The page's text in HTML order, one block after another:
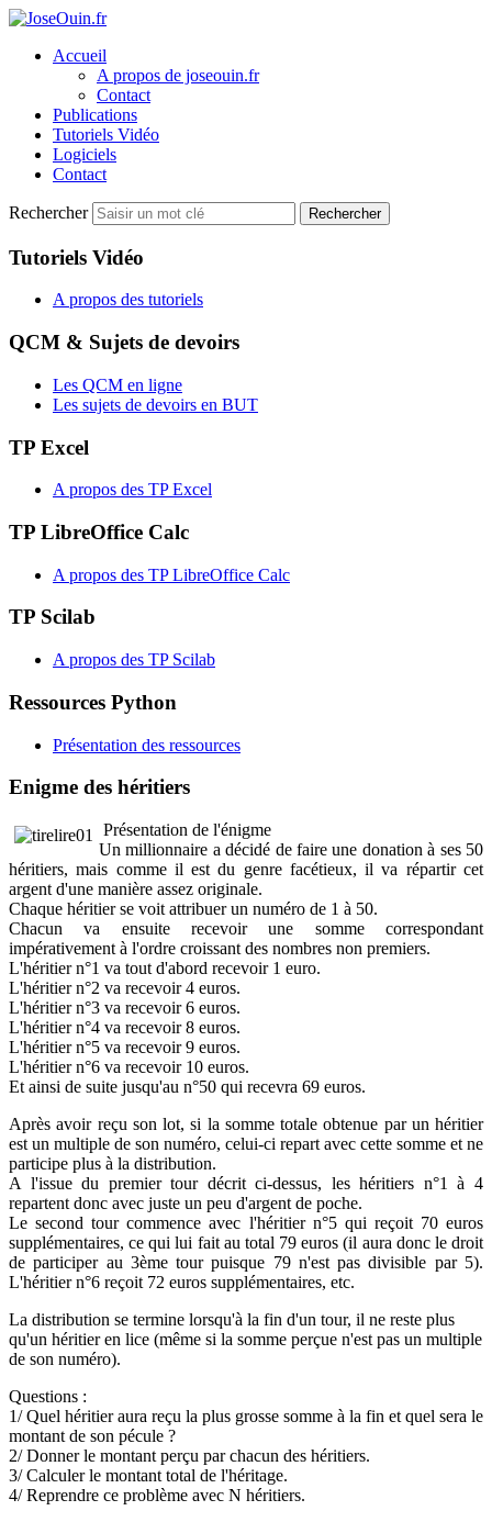
Accueil
A propos de joseouin.fr
Contact
Publications
Tutoriels Vidéo
Logiciels
Contact
Rechercher Rechercher
Tutoriels Vidéo
A propos des tutoriels
QCM & Sujets de devoirs
Les QCM en ligne
Les sujets de devoirs en BUT
TP Excel
A propos des TP Excel
TP LibreOffice Calc
A propos des TP LibreOffice Calc
TP Scilab
A propos des TP Scilab
Ressources Python
Présentation des ressources
Enigme des héritiers
Présentation de l'énigme
Un millionnaire a décidé de faire une donation à ses 50
héritiers, mais comme il est du genre facétieux, il va répartir cet
argent d'une manière assez originale.
Chaque héritier se voit attribuer un numéro de 1 à 50.
Chacun va ensuite recevoir une somme correspondant
impérativement à l'ordre croissant des nombres non premiers.
L'héritier n°1 va tout d'abord recevoir 1 euro.
L'héritier n°2 va recevoir 4 euros.
L'héritier n°3 va recevoir 6 euros.
L'héritier n°4 va recevoir 8 euros.
L'héritier n°5 va recevoir 9 euros.
L'héritier n°6 va recevoir 10 euros.
Et ainsi de suite jusqu'au n°50 qui recevra 69 euros.
Après avoir reçu son lot, si la somme totale obtenue par un héritier
est un multiple de son numéro, celui-ci repart avec cette somme et ne
participe plus à la distribution.
A l'issue du premier tour décrit ci-dessus, les héritiers n°1 à 4
repartent donc avec juste un peu d'argent de poche.
Le second tour commence avec l'héritier n°5 qui reçoit 70 euros
supplémentaires, ce qui lui fait au total 79 euros (il aura donc le droit
de participer au 3ème tour puisque 79 n'est pas divisible par 5).
L'héritier n°6 reçoit 72 euros supplémentaires, etc.
La distribution se termine lorsqu'à la fin d'un tour, il ne reste plus
qu'un héritier en lice (même si la somme perçue n'est pas un multiple
de son numéro).
Questions :
1/ Quel héritier aura reçu la plus grosse somme à la fin et quel sera le
montant de son pécule ?
2/ Donner le montant perçu par chacun des héritiers.
3/ Calculer le montant total de l'héritage.
4/ Reprendre ce problème avec N héritiers.